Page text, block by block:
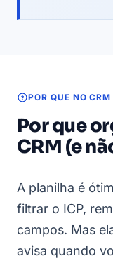
POR QUE NO CRM
Por que
CRM (e
A planilha é
filtrar o ICP,
campos. Mas
avisa quando